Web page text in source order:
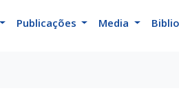
Publicações Media